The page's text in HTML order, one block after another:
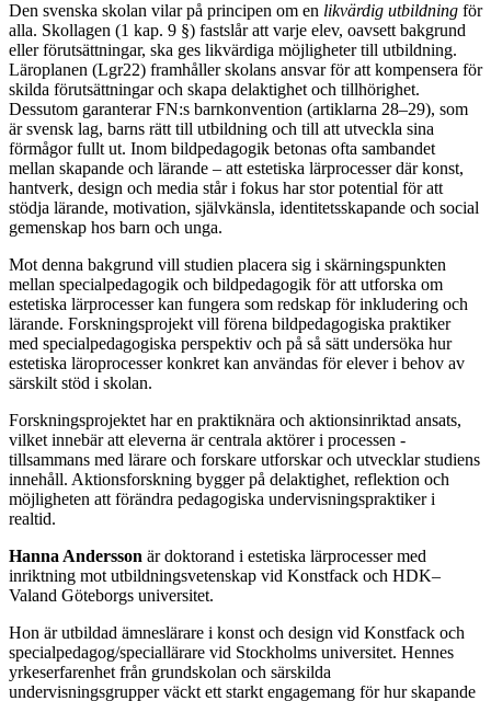
Den svenska skolan vilar på principen om en likvärdig utbildning för
alla. Skollagen (1 kap. 9 §) fastslår att varje elev, oavsett bakgrund
eller förutsättningar, ska ges likvärdiga möjligheter till utbildning.
Läroplanen (Lgr22) framhåller skolans ansvar för att kompensera för
skilda förutsättningar och skapa delaktighet och tillhörighet.
Dessutom garanterar FN:s barnkonvention (artiklarna 28–29), som
är svensk lag, barns rätt till utbildning och till att utveckla sina
förmågor fullt ut. Inom bildpedagogik betonas ofta sambandet
mellan skapande och lärande – att estetiska lärprocesser där konst,
hantverk, design och media står i fokus har stor potential för att
stödja lärande, motivation, självkänsla, identitetsskapande och social
gemenskap hos barn och unga.
Mot denna bakgrund vill studien placera sig i skärningspunkten
mellan specialpedagogik och bildpedagogik för att utforska om
estetiska lärprocesser kan fungera som redskap för inkludering och
lärande. Forskningsprojekt vill förena bildpedagogiska praktiker
med specialpedagogiska perspektiv och på så sätt undersöka hur
estetiska läroprocesser konkret kan användas för elever i behov av
särskilt stöd i skolan.
Forskningsprojektet har en praktiknära och aktionsinriktad ansats,
vilket innebär att eleverna är centrala aktörer i processen -
tillsammans med lärare och forskare utforskar och utvecklar studiens
innehåll. Aktionsforskning bygger på delaktighet, reflektion och
möjligheten att förändra pedagogiska undervisningspraktiker i
realtid.
Hanna Andersson är doktorand i estetiska lärprocesser med
inriktning mot utbildningsvetenskap vid Konstfack och HDK–
Valand Göteborgs universitet.
Hon är utbildad ämneslärare i konst och design vid Konstfack och
specialpedagog/speciallärare vid Stockholms universitet. Hennes
yrkeserfarenhet från grundskolan och särskilda
undervisningsgrupper väckt ett starkt engagemang för hur skapande